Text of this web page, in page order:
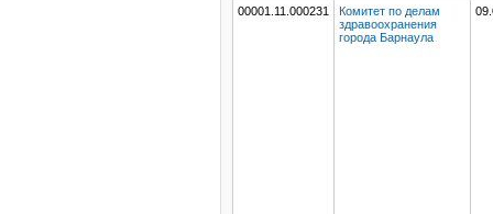
00001.11.000231
Комитет по делам
здравоохранения
города Барнаула